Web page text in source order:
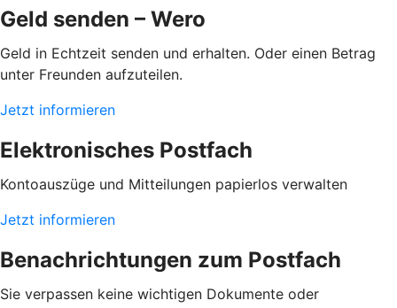
Geld senden – Wero
Geld in Echtzeit senden und erhalten. Oder einen Betrag
unter Freunden aufzuteilen.
Jetzt informieren
Elektronisches Postfach
Kontoauszüge und Mitteilungen papierlos verwalten
Jetzt informieren
Benachrichtungen zum Postfach
Sie verpassen keine wichtigen Dokumente oder